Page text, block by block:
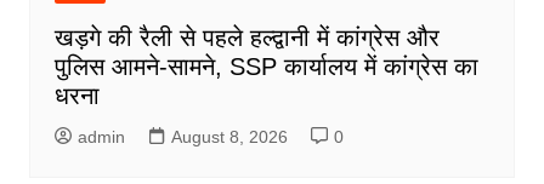
खड़गे की रैली से पहले हल्द्वानी में कांग्रेस और
पुलिस आमने-सामने, SSP कार्यालय में कांग्रेस का
धरना
admin August 8, 2026 0